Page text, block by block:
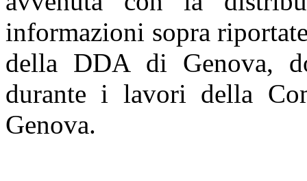
informazioni sopra
della DDA di Genova,
durante i lavori della
Genova.